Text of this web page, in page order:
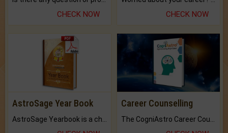
CHECK NOW CHECK NOW
AstroSage Year Book Career Counselling